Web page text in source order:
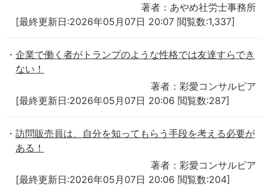
著者：あやめ社労士事務所
[最終更新日:2026年05月07日 20:07 閲覧数:1,337]
企業で働く者がトランプのような性格では友達すらでき
ない！
著者：彩愛コンサルピア
[最終更新日:2026年05月07日 20:06 閲覧数:287]
訪問販売員は、自分を知ってもらう手段を考える必要が
ある！
著者：彩愛コンサルピア
[最終更新日:2026年05月07日 20:06 閲覧数:204]